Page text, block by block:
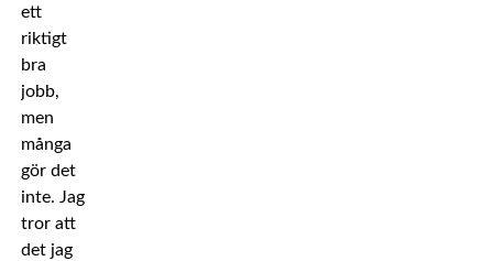
ett
riktigt
bra
jobb,
men
många
gör det
inte. Jag
tror att
det jag